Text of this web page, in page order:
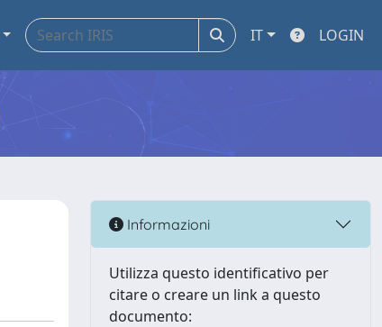
IT LOGIN
Informazioni
Utilizza questo identificativo per
citare o creare un link a questo
documento: